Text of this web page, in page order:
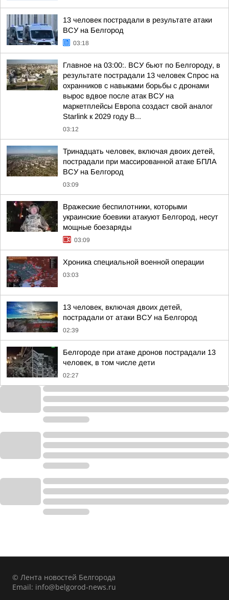
13 человек пострадали в результате атаки
ВСУ на Белгород
03:18
Главное на 03:00:. ВСУ бьют по Белгороду, в
результате пострадали 13 человек Спрос на
охранников с навыками борьбы с дронами
вырос вдвое после атак ВСУ на
маркетплейсы Европа создаст свой аналог
Starlink к 2029 году В...
03:12
Тринадцать человек, включая двоих детей,
пострадали при массированной атаке БПЛА
ВСУ на Белгород
03:09
Вражеские беспилотники, которыми
украинские боевики атакуют Белгород, несут
мощные боезаряды
03:09
Хроника специальной военной операции
03:03
13 человек, включая двоих детей,
пострадали от атаки ВСУ на Белгород
02:39
Белгороде при атаке дронов пострадали 13
человек, в том числе дети
02:27
© Лента новостей Белгорода
Email: info@belgorod-news.ru